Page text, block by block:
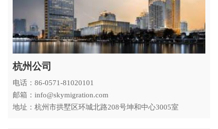
杭州公司
电话：86-0571-81020101
邮箱：info@skymigration.com
地址：杭州市拱墅区环城北路208号坤和中心3005室